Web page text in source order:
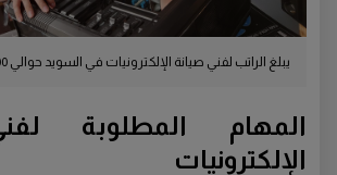
يبلغ الراتب لفني صيانة الإلكترونيات في السويد حوالي 32,900 كرون سويدي
المهام المطلوبة
الإلكترونيات